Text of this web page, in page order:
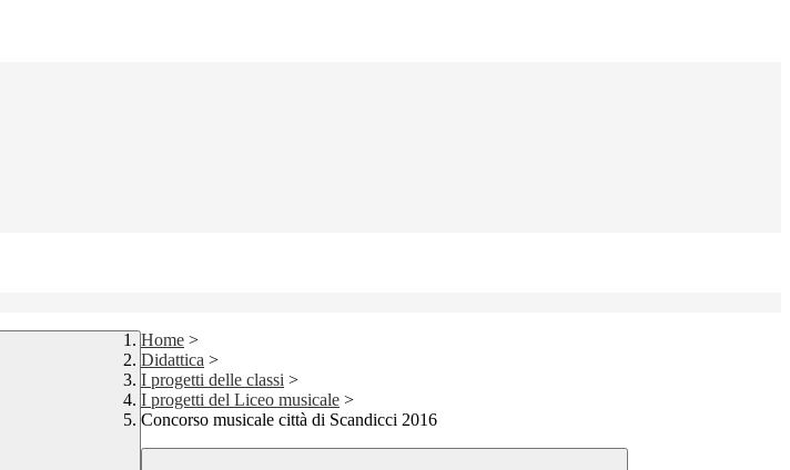
Home >
Didattica >
I progetti delle classi >
I progetti del Liceo musicale >
Concorso musicale città di Scandicci 2016